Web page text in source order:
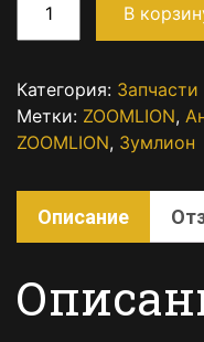
В
Категория:
Метки: ZOOMLION,
ZOOMLION, Зумлион
Описание